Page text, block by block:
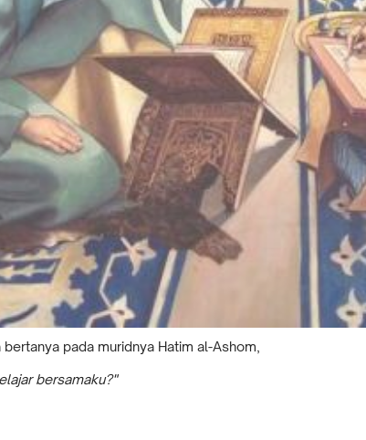
pada muridnya Hatim al-Ashom,
bersamaku?"